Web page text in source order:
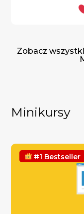
Zobacz
Minikursy
#1 Bestseller